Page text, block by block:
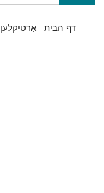
Main
navigation
דף הבית אַרטיקלען